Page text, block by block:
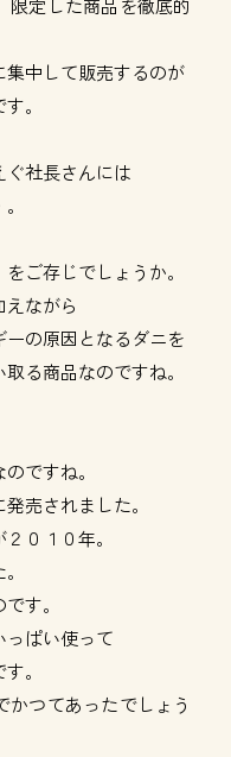
限定した商品を徹底的
集中して販売するのが
。
ぐ社長さんには
ご存じでしょうか。
ながら
の原因となるダニを
る商品なのですね。
ですね。
売されました。
０１０年。
す。
っぱい使って
。
かつてあったでしょう